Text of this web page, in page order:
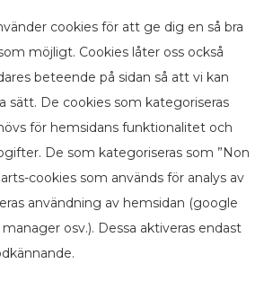
cookies för att ge dig en så bra
möjligt. Cookies låter oss också
beteende på sidan så att vi kan
sätt. De cookies som kategoriseras
för hemsidans funktionalitet och
De som kategoriseras som ”Non
cookies som används för analys av
användning av hemsidan (google
osv.). Dessa aktiveras endast